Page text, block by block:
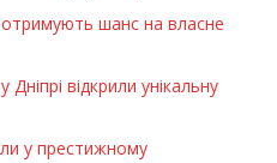
шанс на власне
відкрили унікальну
у престижному